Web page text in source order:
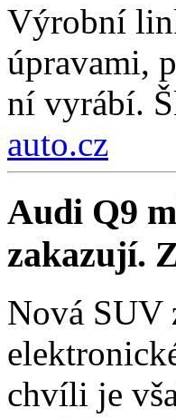
Výrobní
úpravami,
ní vyrábí.
auto.cz
Audi Q9
zakazují.
Nová SUV
chvíli je